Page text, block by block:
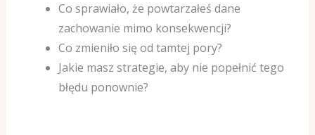
Co sprawiało, że powtarzałeś dane
zachowanie mimo konsekwencji?
Co zmieniło się od tamtej pory?
Jakie masz strategie, aby nie popełnić tego
błędu ponownie?